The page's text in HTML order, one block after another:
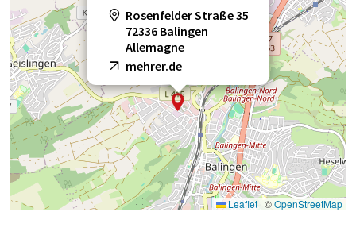
Rosenfelder Straße 35
72336 Balingen
Allemagne
mehrer.de
Leaflet | ©OpenStreetMap